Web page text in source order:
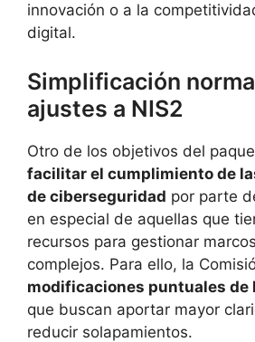
innovación o a la
digital.
Simplificación
ajustes a NIS2
Otro de los objetivos del
facilitar el cumplimiento de
de ciberseguridad por parte
en especial de aquellas que
recursos para gestionar
complejos. Para ello, la
modificaciones puntuales de
que buscan aportar mayor
reducir solapamientos.